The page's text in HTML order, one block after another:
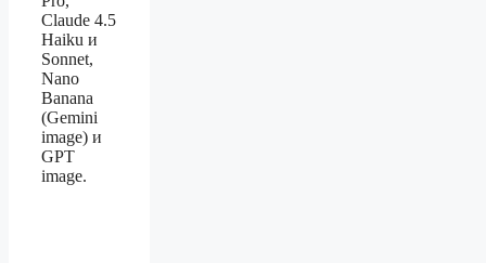
Claude 4.5
Haiku и
Sonnet,
Nano
Banana
(Gemini
image) и
GPT
image.